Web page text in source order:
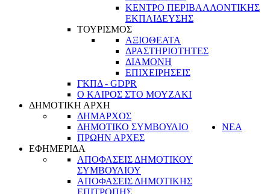
ΚΕΝΤΡΟ ΠΕΡΙΒΑΛΛΟΝΤΙΚΗΣ
ΕΚΠΑΙΔΕΥΣΗΣ
ΤΟΥΡΙΣΜΟΣ
ΑΞΙΟΘΕΑΤΑ
ΔΡΑΣΤΗΡΙΟΤΗΤΕΣ
ΔΙΑΜΟΝΗ
ΕΠΙΧΕΙΡΗΣΕΙΣ
ΓΚΠΔ - GDPR
Ο ΚΑΙΡΟΣ ΣΤΟ ΜΟΥΖΑΚΙ
ΔΗΜΟΤΙΚΗ ΑΡΧΗ
ΔΗΜΑΡΧΟΣ
ΔΗΜΟΤΙΚΟ ΣΥΜΒΟΥΛΙΟ
ΠΡΩΗΝ ΑΡΧΕΣ
ΝΕΑ
ΕΦΗΜΕΡΙΔΑ
ΑΠΟΦΑΣΕΙΣ ΔΗΜΟΤΙΚΟΥ
ΣΥΜΒΟΥΛΙΟΥ
ΑΠΟΦΑΣΕΙΣ ΔΗΜΟΤΙΚΗΣ
ΕΠΙΤΡΟΠΗΣ